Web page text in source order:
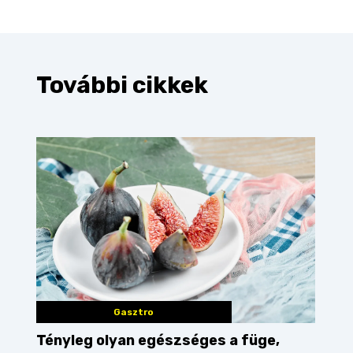
További cikkek
Gasztro
Tényleg olyan egészséges a füge,